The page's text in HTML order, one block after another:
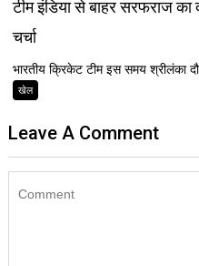
टीम इंडिया से बाहर सरफराज का
चर्चा
भारतीय क्रिकेट टीम इस समय श्रीलंका
खेल
Leave A Comment